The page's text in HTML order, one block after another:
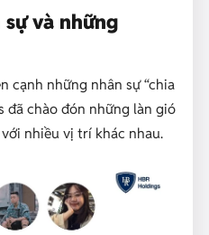
sự và những
cạnh những nhân sự “chia
đã chào đón những làn gió
nhiều vị trí khác nhau.